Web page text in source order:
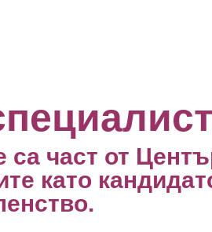
са част от
като